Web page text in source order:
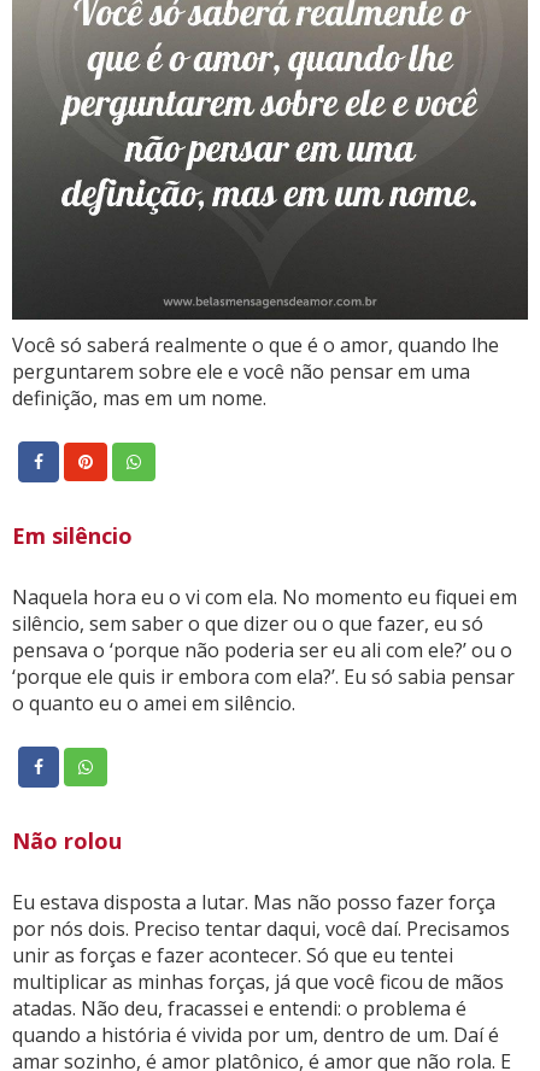
Você só saberá realmente o que é o amor, quando lhe
perguntarem sobre ele e você não pensar em uma
definição, mas em um nome.
Em silêncio
Naquela hora eu o vi com ela. No momento eu fiquei em
silêncio, sem saber o que dizer ou o que fazer, eu só
pensava o ‘porque não poderia ser eu ali com ele?’ ou o
‘porque ele quis ir embora com ela?’. Eu só sabia pensar
o quanto eu o amei em silêncio.
Não rolou
Eu estava disposta a lutar. Mas não posso fazer força
por nós dois. Preciso tentar daqui, você daí. Precisamos
unir as forças e fazer acontecer. Só que eu tentei
multiplicar as minhas forças, já que você ficou de mãos
atadas. Não deu, fracassei e entendi: o problema é
quando a história é vivida por um, dentro de um. Daí é
amar sozinho, é amor platônico, é amor que não rola. E